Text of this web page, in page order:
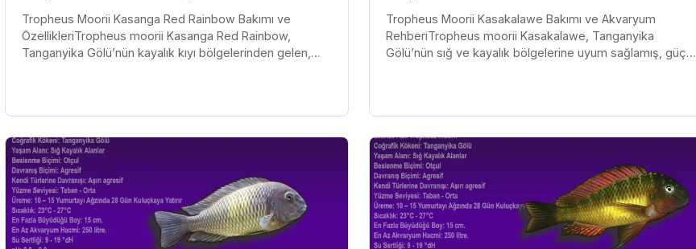
Tropheus Moorii Kasanga Red Rainbow Bakımı ve
ÖzellikleriTropheus moorii Kasanga Red Rainbow,
Tanganyika Gölü’nün kayalık kıyı bölgelerinden gelen,
Tropheus Moorii Kasakalawe Bakımı ve Akvaryum
RehberiTropheus moorii Kasakalawe, Tanganyika
Gölü’nün sığ ve kayalık bölgelerine uyum sağlamış, güçlü